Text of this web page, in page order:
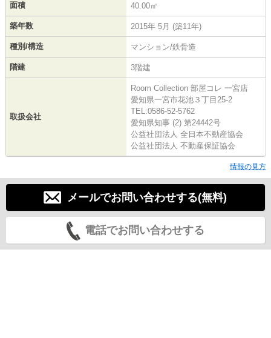
面積 40.00㎡
築年数 2015年 5月 (築11年)
種別/構造 マンション/鉄骨造
階建 3階建
取扱会社
Room Collection 部屋コレ 一宮店
愛知県一宮市花池３丁目25-2
TEL:0586-52-5762
愛知県知事 (2) 第24442号
公益社団法人 全日本不動産協会
公益社団法人 不動産保証協会
情報の見方
メールでお問い合わせする(無料)
電話でお問い合わせする